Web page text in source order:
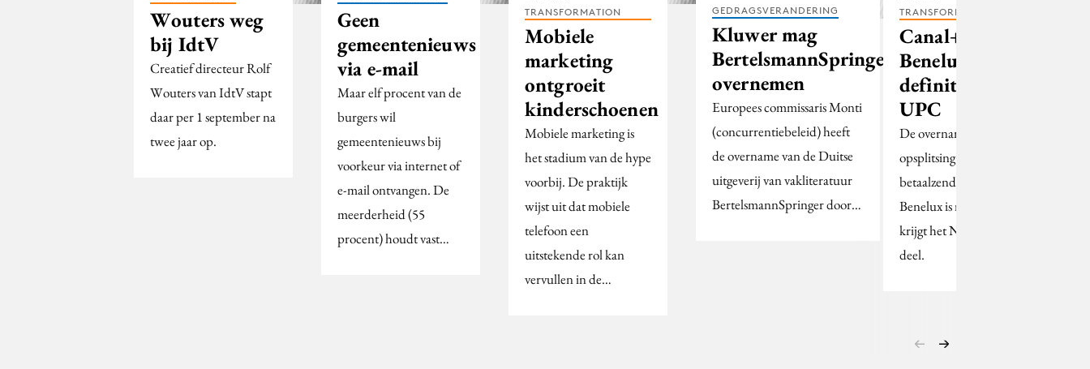
Wouters weg
bij IdtV
Creatief directeur Rolf
Wouters van IdtV stapt
daar per 1 september na
twee jaar op.
Geen
gemeentenieuws
via e-mail
Maar elf procent van de
burgers wil
gemeentenieuws bij
voorkeur via internet of
e-mail ontvangen. De
meerderheid (55
procent) houdt vast…
TRANSFORMATION
Mobiele
marketing
ontgroeit
kinderschoenen
Mobiele marketing is
het stadium van de hype
voorbij. De praktijk
wijst uit dat mobiele
telefoon een
uitstekende rol kan
vervullen in de…
GEDRAGSVERANDERING
Kluwer mag
BertelsmannSpringer
overnemen
Europees commissaris Monti
(concurrentiebeleid) heeft
de overname van de Duitse
uitgeverij van vakliteratuur
BertelsmannSpringer door…
TRANSFORMATION
Canal+
Benelux
definitief naar
UPC
De overname en
opsplitsing van de
betaalzender Canal+
Benelux is rond. UPC
krijgt het Nederlandse
deel.